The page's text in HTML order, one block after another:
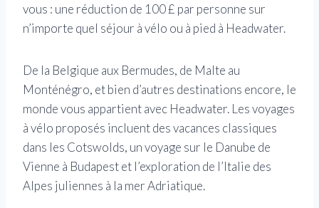
vous : une réduction de 100 £ par personne sur
n’importe quel séjour à vélo ou à pied à Headwater.
De la Belgique aux Bermudes, de Malte au
Monténégro, et bien d’autres destinations encore, le
monde vous appartient avec Headwater. Les voyages
à vélo proposés incluent des vacances classiques
dans les Cotswolds, un voyage sur le Danube de
Vienne à Budapest et l’exploration de l’Italie des
Alpes juliennes à la mer Adriatique.